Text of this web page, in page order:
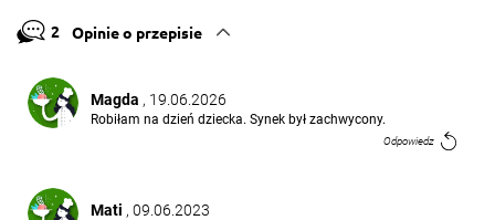
2 Opinie o przepisie
Magda , 19.06.2026
Robiłam na dzień dziecka. Synek był zachwycony.
Odpowiedz
Mati , 09.06.2023